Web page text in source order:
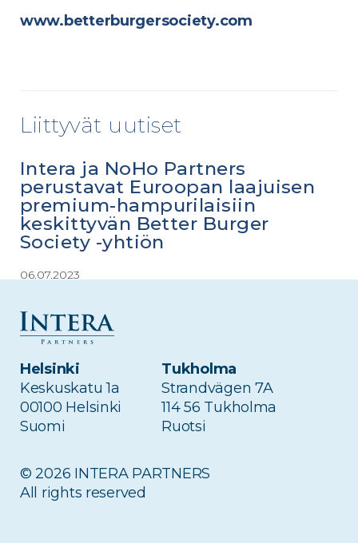
www.betterburgersociety.com
Liittyvät uutiset
Intera ja NoHo Partners
perustavat Euroopan laajuisen
premium-hampurilaisiin
keskittyvän Better Burger
Society -yhtiön
06.07.2023
ravintolatoimija NoHo Partners ovat
perustaneet yhdessä Better Burger Society -
yhtiön, jonka tavoitteena on saavuttaa
johtava...
LUE LISÄÄ
Helsinki
Keskuskatu 1a
00100 Helsinki
Suomi
Tukholma
Strandvägen 7A
114 56 Tukholma
Ruotsi
© 2026 INTERA PARTNERS
All rights reserved